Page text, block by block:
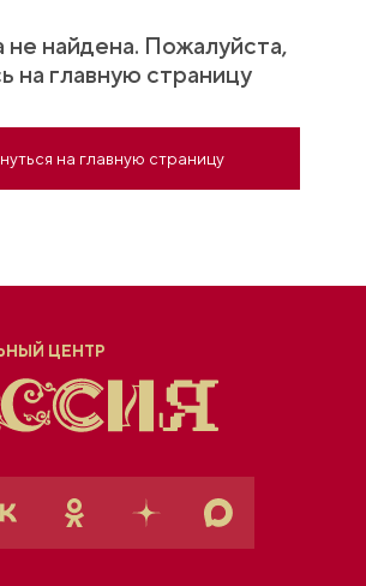
не найдена. Пожалуйста,
на главную страницу
на главную страницу
ЦЕНТР